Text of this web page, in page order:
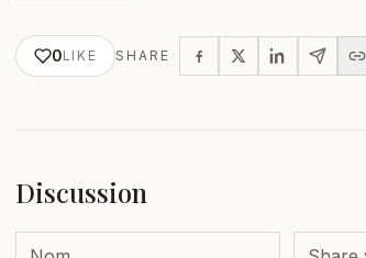
0LIKE SHARE
Discussion